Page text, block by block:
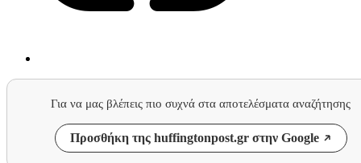
Για να μας βλέπεις πιο συχνά στα αποτελέσματα αναζήτησης
Προσθήκη της huffingtonpost.gr στην Google